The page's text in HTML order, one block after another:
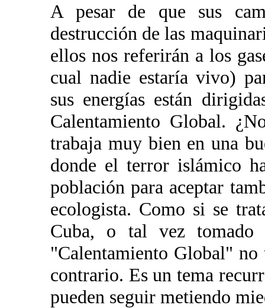
A pesar de que sus
destrucción de las
ellos nos referirán a los
cual nadie estaría vivo)
sus energías están
Calentamiento Global.
trabaja muy bien en una
donde el terror islámico
población para aceptar
ecologista. Como si se
Cuba, o tal vez tomado
"Calentamiento Global"
contrario. Es un tema
pueden seguir metiendo